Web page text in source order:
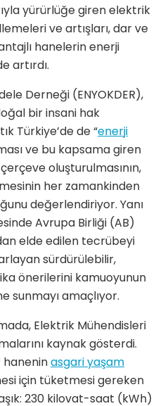
yürürlüğe giren elektrik
ve artışları, dar ve
hanelerin enerji
artırdı.
Derneği (ENYOKDER),
bir insani hak
Türkiye’de de “enerji
ve bu kapsama giren
oluşturulmasının,
her zamankinden
değerlendiriyor. Yanı
Avrupa Birliği (AB)
elde edilen tecrübeyi
sürdürülebilir,
önerilerini kamuoyunun
sunmayı amaçlıyor.
Elektrik Mühendisleri
kaynak gösterdi.
haneninasgari yaşam
için tüketmesi gereken
230 kilovat-saat (kWh)